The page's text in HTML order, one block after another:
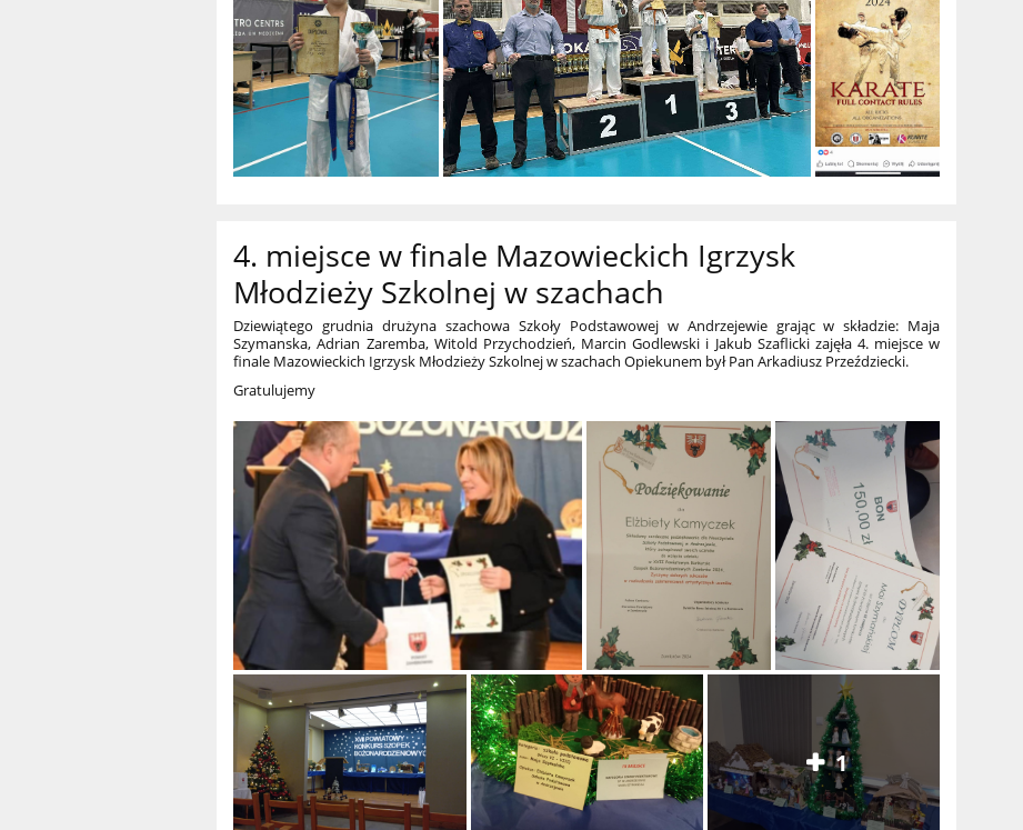
4. miejsce w finale Mazowieckich Igrzysk
Młodzieży Szkolnej w szachach
Dziewiątego grudnia drużyna szachowa Szkoły Podstawowej w Andrzejewie grając w składzie: Maja
Szymanska, Adrian Zaremba, Witold Przychodzień, Marcin Godlewski i Jakub Szaflicki zajęła 4. miejsce w
finale Mazowieckich Igrzysk Młodzieży Szkolnej w szachach Opiekunem był Pan Arkadiusz Przeździecki.
Gratulujemy
1